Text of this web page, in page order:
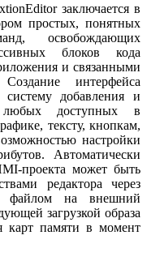
заключается в
простых, понятных
освобождающих
блоков кода
и связанными
интерфейса
добавления и
любых доступных в
тексту, кнопкам,
настройки
Автоматически
проекта может быть
редактора через
файлом на внешний
загрузкой образа
карт памяти в момент